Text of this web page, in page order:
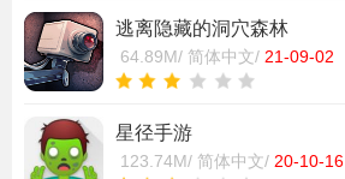
逃离隐藏的洞穴森林
64.89M/ 简体中文/ 21-09-02
星径手游
123.74M/ 简体中文/ 20-10-16